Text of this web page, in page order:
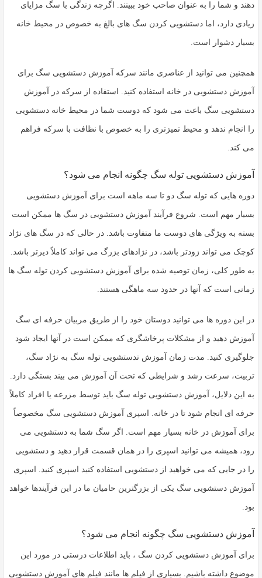
دهند و شما را به عنوان صاحب خود ببینند. اگرچه زندگی با سگ مزایای
زیادی دارد، اما دستشویی کردن سگ های بالغ به خصوص در محیط خانه
بسیار دشوار است.
همچنین می توانید از عناصری مانند سرکه آموزش دستشویی سگ برای
آموزش دستشویی در خانه استفاده کنید. استفاده از سرکه در آموزش
دستشویی سگ باعث می شود که دوست شما در محیط خانه دستشویی
را انجام ندهد و محیط تمیزتری را به خصوص با نظافت با سرکه فراهم
می کند.
آموزش دستشویی توله سگ چگونه انجام می شود؟
دوره هایی که توله سگ دو تا سه ماهه است برای آموزش دستشویی
بسیار مهم است. شروع فرآیند آموزش دستشویی در سگ ها ممکن است
بسته به ویژگی های دوست ما متفاوت باشد. در حالی که در سگ های نژاد
کوچک می تواند زودتر باشد، در نژادهای بزرگ می تواند کاملاً دیرتر باشد.
به طور کلی، زمان توصیه شده برای آموزش دستشویی کردن توله سگ ها
زمانی است که آنها در حدود سه ماهگی هستند.
در این دوره ها می توانید دوستان خود را از طریق مربیان حرفه ای سگ
آموزش دهید و از مشکلات پرخاشگری که ممکن است در آنها ایجاد شود
جلوگیری کنید. مدت زمان آموزش تدستشویی توله سگ به نژاد سگ،
تربیت، سرعت رشد و شرایطی که تحت آن آموزش می بیند بستگی دارد.
به این دلایل، آموزش دستشویی توله سگ باید توسط مزرعه یا افراد کاملاً
حرفه ای انجام شود تا در خانه. اسپری آموزش دستشویی سگ مخصوصاً
برای آموزش در خانه بسیار مهم است. اگر سگ شما به دستشویی می
رود، همیشه می توانید اسپری را در همان قسمت قرار دهید و دستشویی
را در جایی که می خواهید از دستشویی استفاده کنید اسپری کنید. اسپری
آموزش دستشویی سگ یکی از بزرگترین حامیان ما در این فرآیندها خواهد
بود.
آموزش دستشویی سگ چگونه انجام می شود؟
برای آموزش دستشویی کردن سگ ، باید اطلاعات درستی در مورد این
موضوع داشته باشیم. بسیاری از فیلم ها مانند فیلم های آموزش دستشویی